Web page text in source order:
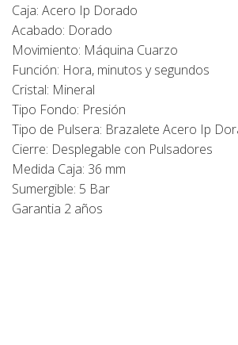
Caja: Acero Ip Dorado
Acabado: Dorado
Movimiento: Máquina Cuarzo
Función: Hora, minutos y segundos
Cristal: Mineral
Tipo Fondo: Presión
Tipo de Pulsera: Brazalete Acero Ip
Cierre: Desplegable con Pulsadores
Medida Caja: 36 mm
Sumergible: 5 Bar
Garantia 2 años